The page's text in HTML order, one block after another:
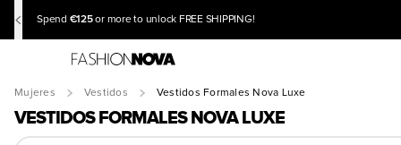
Spend €125 or more to unlock FREE SHIPPING!
Mujeres Vestidos Vestidos Formales Nova Luxe
VESTIDOS FORMALES NOVA LUXE